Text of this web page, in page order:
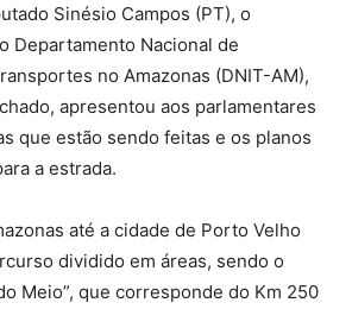
Sinésio Campos (PT), o
Departamento Nacional de
no Amazonas (DNIT-AM),
apresentou aos parlamentares
que estão sendo feitas e os planos
a estrada.
até a cidade de Porto Velho
dividido em áreas, sendo o
Meio”, que corresponde do Km 250